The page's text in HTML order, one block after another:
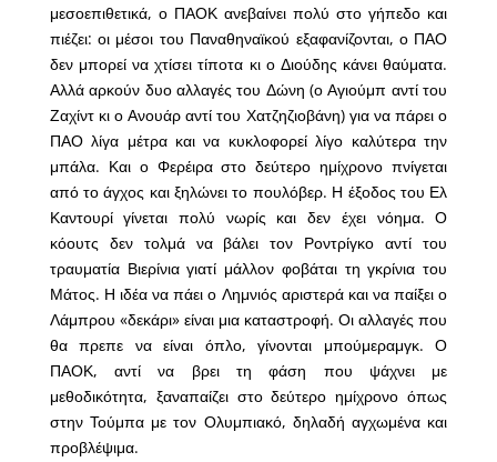
μεσοεπιθετικά, ο ΠΑΟΚ ανεβαίνει πολύ στο γήπεδο και
πιέζει: οι μέσοι του Παναθηναϊκού εξαφανίζονται, ο ΠΑΟ
δεν μπορεί να χτίσει τίποτα κι ο Διούδης κάνει θαύματα.
Αλλά αρκούν δυο αλλαγές του Δώνη (ο Αγιούμπ αντί του
Ζαχίντ κι ο Ανουάρ αντί του Χατζηζιοβάνη) για να πάρει ο
ΠΑΟ λίγα μέτρα και να κυκλοφορεί λίγο καλύτερα την
μπάλα. Και ο Φερέιρα στο δεύτερο ημίχρονο πνίγεται
από το άγχος και ξηλώνει το πουλόβερ. Η έξοδος του Ελ
Καντουρί γίνεται πολύ νωρίς και δεν έχει νόημα. Ο
κόουτς δεν τολμά να βάλει τον Ροντρίγκο αντί του
τραυματία Βιερίνια γιατί μάλλον φοβάται τη γκρίνια του
Μάτος. Η ιδέα να πάει ο Λημνιός αριστερά και να παίξει ο
Λάμπρου «δεκάρι» είναι μια καταστροφή. Οι αλλαγές που
θα πρεπε να είναι όπλο, γίνονται μπούμεραμγκ. Ο
ΠΑΟΚ, αντί να βρει τη φάση που ψάχνει με
μεθοδικότητα, ξαναπαίζει στο δεύτερο ημίχρονο όπως
στην Τούμπα με τον Ολυμπιακό, δηλαδή αγχωμένα και
προβλέψιμα.